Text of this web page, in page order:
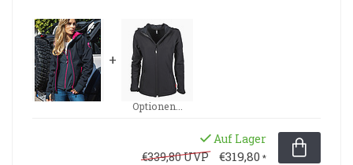
+
Optionen...
Auf Lager
€339,80 UVP
€319,80 *